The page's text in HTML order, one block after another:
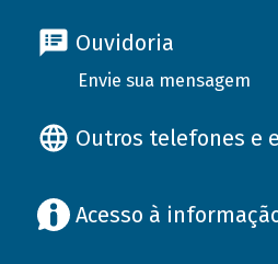
Ouvidoria
Envie sua mensagem
Outros telefones e
Acesso à